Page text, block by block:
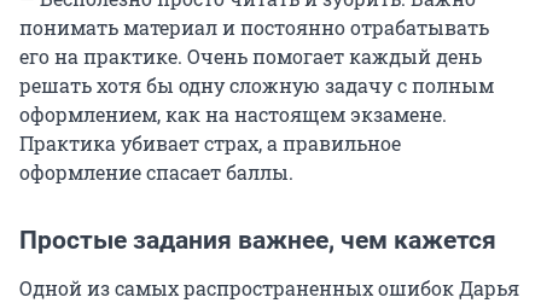
понимать материал и постоянно отрабатывать
его на практике. Очень помогает каждый день
решать хотя бы одну сложную задачу с полным
оформлением, как на настоящем экзамене.
Практика убивает страх, а правильное
оформление спасает баллы.
Простые задания важнее, чем кажется
Одной из самых распространенных ошибок Дарья